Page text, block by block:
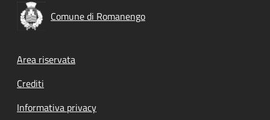
Comune di Romanengo
Footer menu
Area riservata
Crediti
Informativa privacy